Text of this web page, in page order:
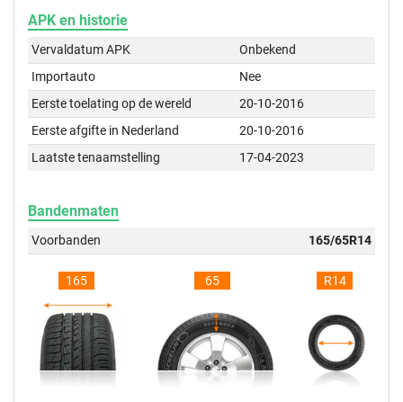
APK en historie
Vervaldatum APK
Onbekend
Importauto
Nee
Eerste toelating op de wereld
20-10-2016
Eerste afgifte in Nederland
20-10-2016
Laatste tenaamstelling
17-04-2023
Bandenmaten
Voorbanden 165/65R14
165 65 R14